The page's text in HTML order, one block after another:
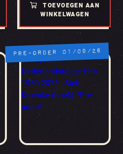
TOEVOEGEN AAN
WINKELWAGEN
PRE-ORDER 01/09/26